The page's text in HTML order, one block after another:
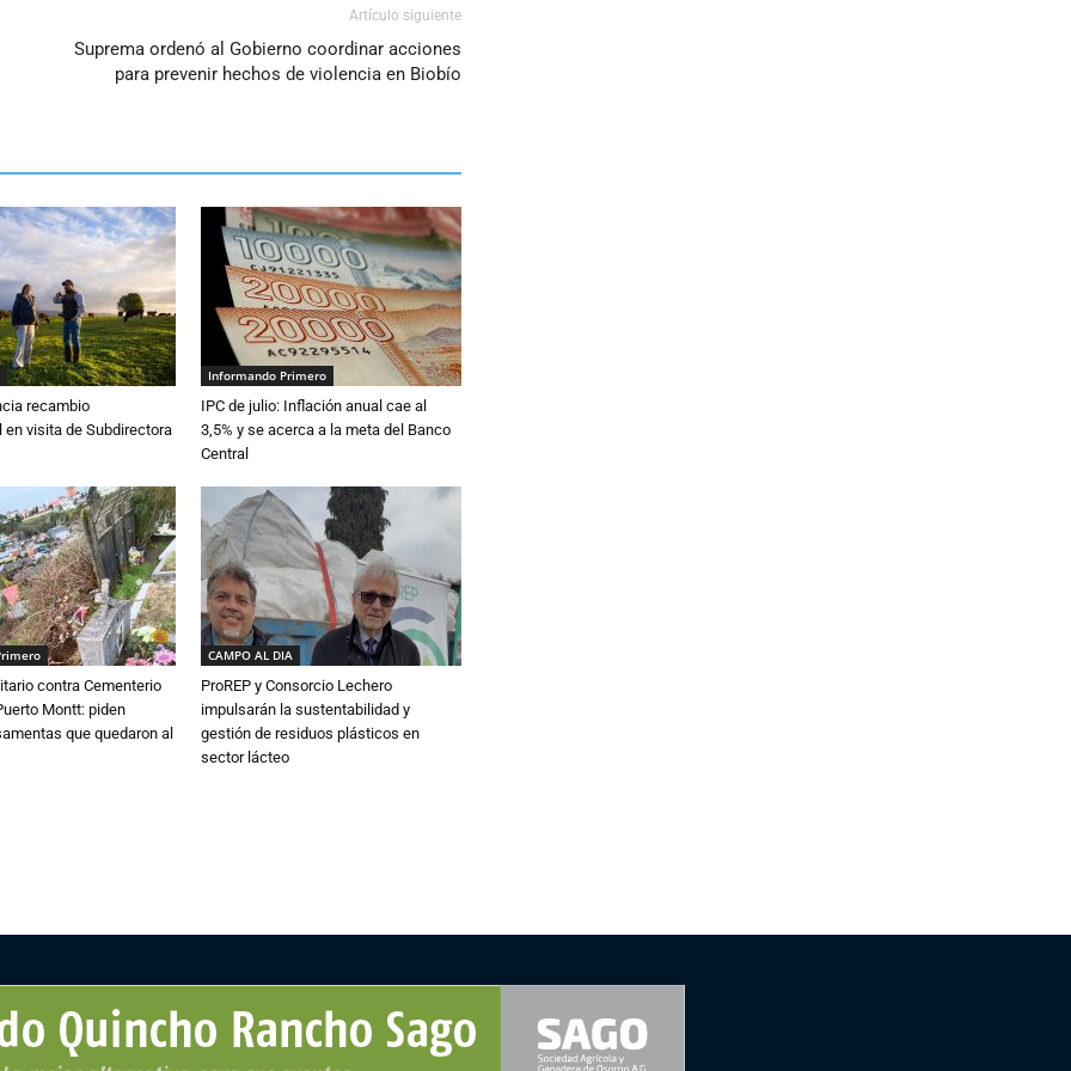
Artículo siguiente
Suprema ordenó al Gobierno coordinar acciones
para prevenir hechos de violencia en Biobío
recambio
en visita de Subdirectora
Informando Primero
IPC de julio: Inflación anual cae al
3,5% y se acerca a la meta del Banco
Central
contra Cementerio
Montt: piden
que quedaron al
CAMPO AL DIA
ProREP y Consorcio Lechero
impulsarán la sustentabilidad y
gestión de residuos plásticos en
sector lácteo